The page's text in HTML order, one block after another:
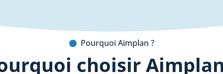
Pourquoi Aimplan ?
choisir